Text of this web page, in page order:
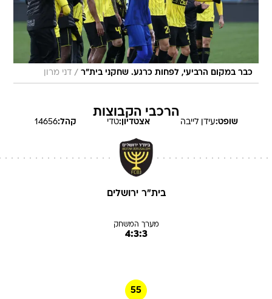
כבר במקום הרביעי, לפחות כרגע. שחקני בית"ר / דני מרון
הרכבי הקבוצות
שופט:עידן לייבה אצטדיון:טדי קהל:14656
בית"ר ירושלים
מערך המשחק
4:3:3
55